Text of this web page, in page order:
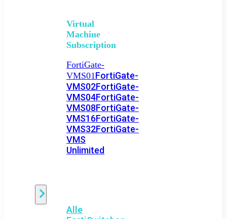
Virtual
Machine
Subscription
FortiGate-
VMS01FortiGate-
VMS02FortiGate-
VMS04FortiGate-
VMS08FortiGate-
VMS16FortiGate-
VMS32FortiGate-
VMS
Unlimited
Alle